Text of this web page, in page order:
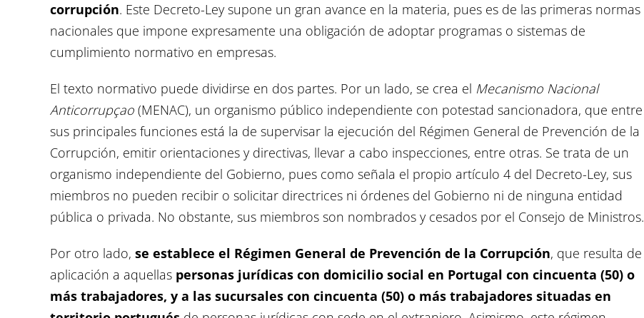
corrupción. Este Decreto-Ley supone un gran avance en la materia, pues es de las primeras normas
nacionales que impone expresamente una obligación de adoptar programas o sistemas de
cumplimiento normativo en empresas.
El texto normativo puede dividirse en dos partes. Por un lado, se crea el Mecanismo Nacional
Anticorrupçao (MENAC), un organismo público independiente con potestad sancionadora, que entre
sus principales funciones está la de supervisar la ejecución del Régimen General de Prevención de la
Corrupción, emitir orientaciones y directivas, llevar a cabo inspecciones, entre otras. Se trata de un
organismo independiente del Gobierno, pues como señala el propio artículo 4 del Decreto-Ley, sus
miembros no pueden recibir o solicitar directrices ni órdenes del Gobierno ni de ninguna entidad
pública o privada. No obstante, sus miembros son nombrados y cesados por el Consejo de Ministros.
Por otro lado, se establece el Régimen General de Prevención de la Corrupción, que resulta de
aplicación a aquellas personas jurídicas con domicilio social en Portugal con cincuenta (50) o
más trabajadores, y a las sucursales con cincuenta (50) o más trabajadores situadas en